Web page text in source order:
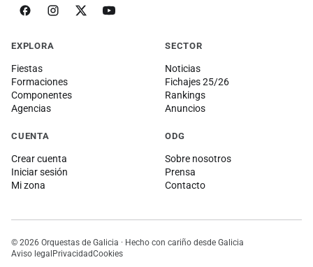
EXPLORA
Fiestas
Formaciones
Componentes
Agencias
SECTOR
Noticias
Fichajes 25/26
Rankings
Anuncios
CUENTA
Crear cuenta
Iniciar sesión
Mi zona
ODG
Sobre nosotros
Prensa
Contacto
© 2026 Orquestas de Galicia · Hecho con cariño desde Galicia
Aviso legalPrivacidadCookies